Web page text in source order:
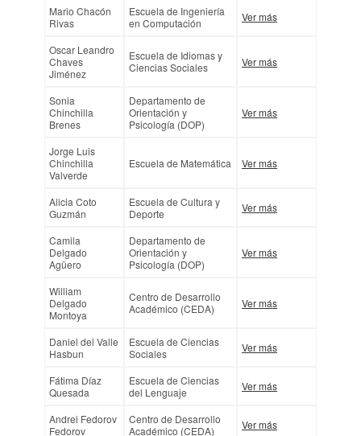
Mario Chacón
Rivas
Escuela de Ingeniería
en Computación
Ver más
Oscar Leandro
Chaves
Jiménez
Escuela de Idiomas y
Ciencias Sociales
Ver más
Sonia
Chinchilla
Brenes
Departamento de
Orientación y
Psicología (DOP)
Ver más
Jorge Luis
Chinchilla
Valverde
Escuela de Matemática Ver más
Alicia Coto
Guzmán
Escuela de Cultura y
Deporte
Ver más
Camila
Delgado
Agüero
Departamento de
Orientación y
Psicología (DOP)
Ver más
William
Delgado
Montoya
Centro de Desarrollo
Académico (CEDA)
Ver más
Daniel del Valle
Hasbun
Escuela de Ciencias
Sociales
Ver más
Fátima Díaz
Quesada
Escuela de Ciencias
del Lenguaje
Ver más
Andrei Fedorov
Fedorov
Centro de Desarrollo
Académico (CEDA)
Ver más